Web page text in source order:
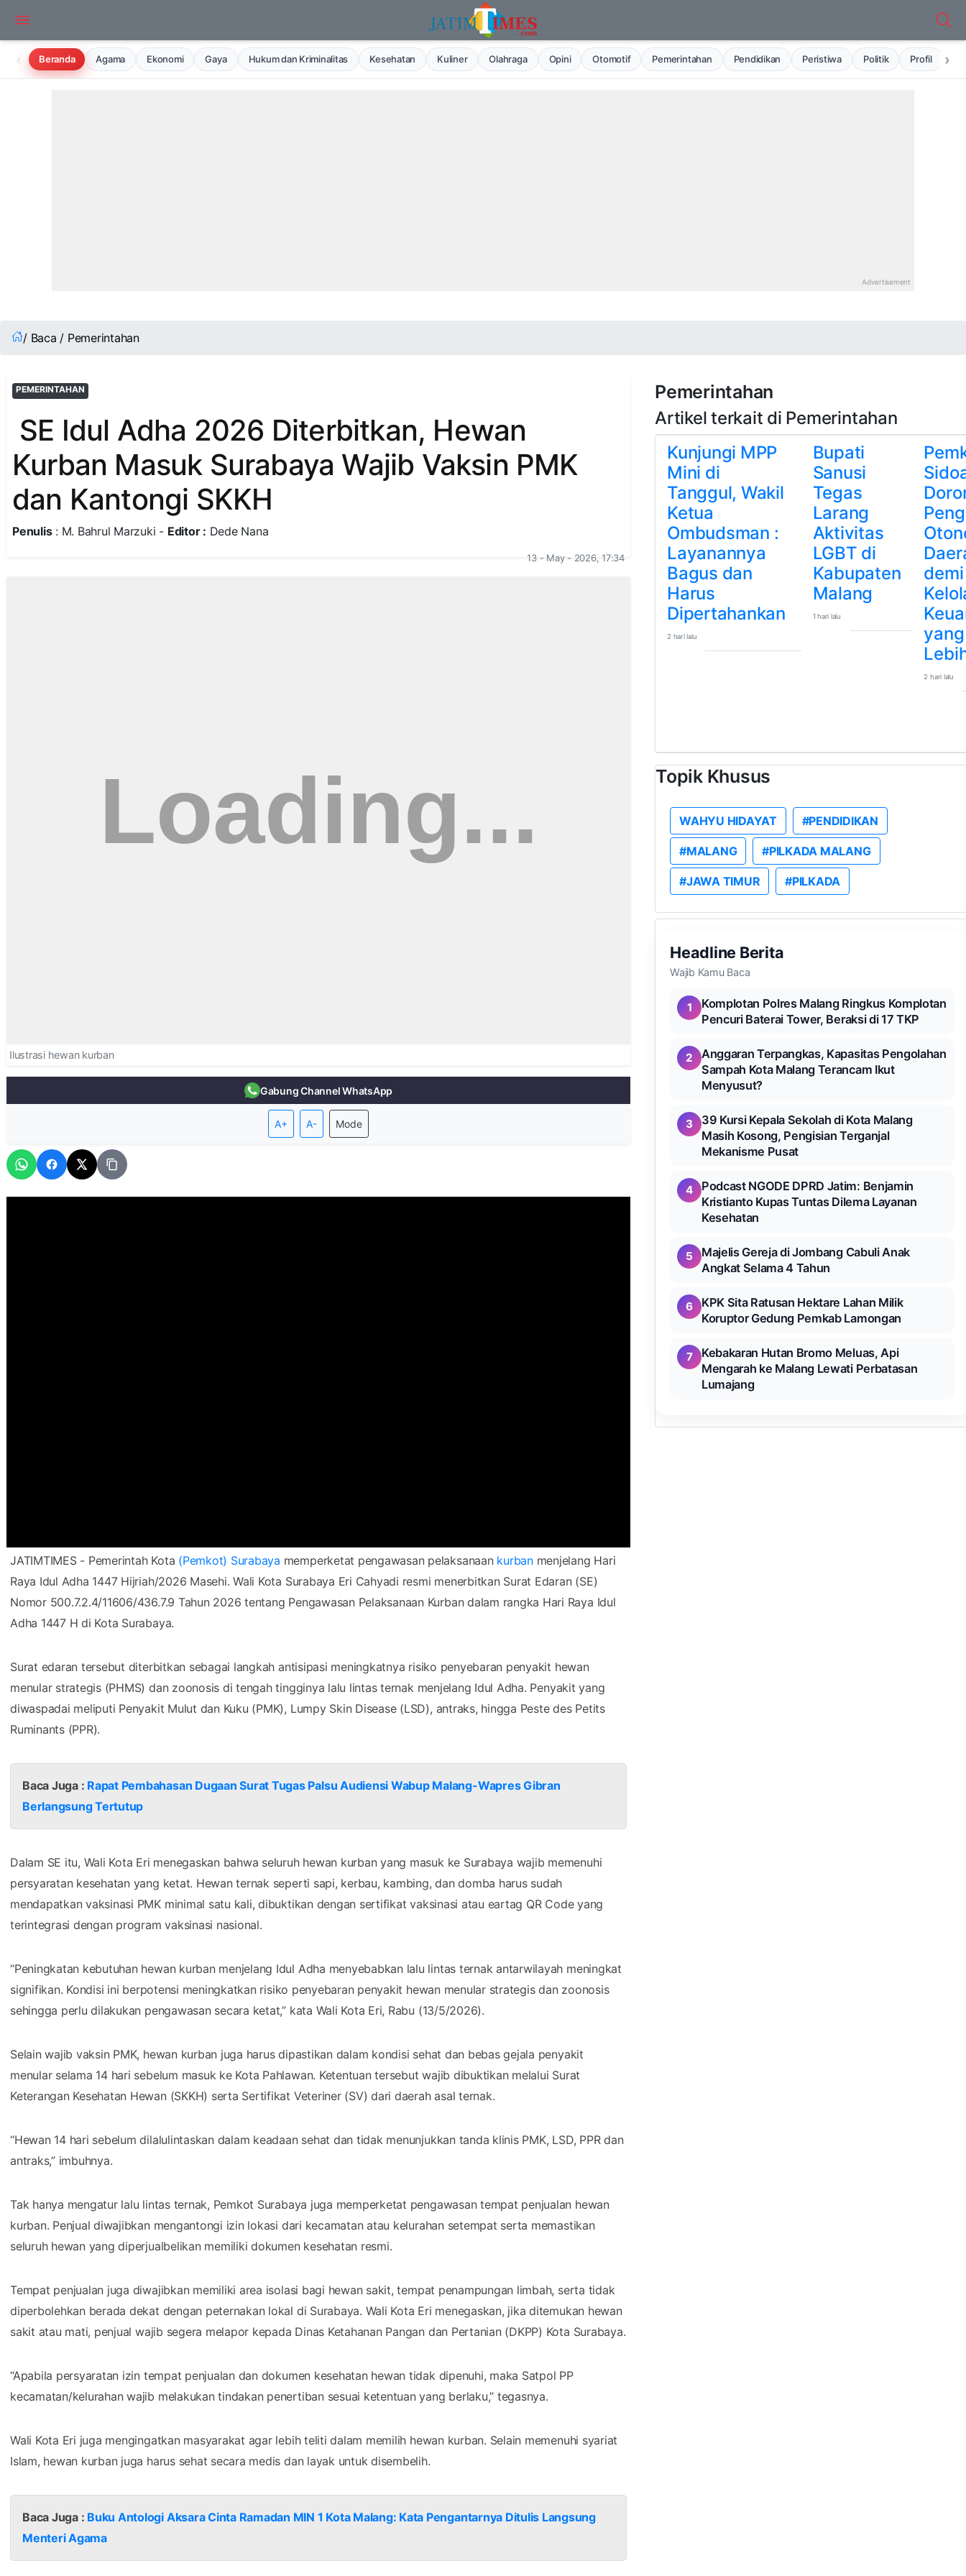
‹ Beranda Agama Ekonomi Gaya Hukum dan Kriminalitas Kesehatan Kuliner Olahraga Opini Otomotif Pemerintahan Pendidikan Peristiwa Politik Profil ›
/ Baca / Pemerintahan
PEMERINTAHAN
SE Idul Adha 2026 Diterbitkan, Hewan
Kurban Masuk Surabaya Wajib Vaksin PMK
dan Kantongi SKKH
Penulis: M. Bahrul Marzuki - Editor : Dede Nana
13 - May - 2026, 17:34
Ilustrasi hewan kurban
Gabung Channel WhatsApp
A+ A- Mode
JATIMTIMES - Pemerintah Kota (Pemkot) Surabaya memperketat pengawasan pelaksanaan kurban menjelang Hari
Raya Idul Adha 1447 Hijriah/2026 Masehi. Wali Kota Surabaya Eri Cahyadi resmi menerbitkan Surat Edaran (SE)
Nomor 500.7.2.4/11606/436.7.9 Tahun 2026 tentang Pengawasan Pelaksanaan Kurban dalam rangka Hari Raya Idul
Adha 1447 H di Kota Surabaya.
Surat edaran tersebut diterbitkan sebagai langkah antisipasi meningkatnya risiko penyebaran penyakit hewan
menular strategis (PHMS) dan zoonosis di tengah tingginya lalu lintas ternak menjelang Idul Adha. Penyakit yang
diwaspadai meliputi Penyakit Mulut dan Kuku (PMK), Lumpy Skin Disease (LSD), antraks, hingga Peste des Petits
Ruminants (PPR).
Baca Juga : Rapat Pembahasan Dugaan Surat Tugas Palsu Audiensi Wabup Malang-Wapres Gibran
Berlangsung Tertutup
Dalam SE itu, Wali Kota Eri menegaskan bahwa seluruh hewan kurban yang masuk ke Surabaya wajib memenuhi
persyaratan kesehatan yang ketat. Hewan ternak seperti sapi, kerbau, kambing, dan domba harus sudah
mendapatkan vaksinasi PMK minimal satu kali, dibuktikan dengan sertifikat vaksinasi atau eartag QR Code yang
terintegrasi dengan program vaksinasi nasional.
“Peningkatan kebutuhan hewan kurban menjelang Idul Adha menyebabkan lalu lintas ternak antarwilayah meningkat
signifikan. Kondisi ini berpotensi meningkatkan risiko penyebaran penyakit hewan menular strategis dan zoonosis
sehingga perlu dilakukan pengawasan secara ketat,” kata Wali Kota Eri, Rabu (13/5/2026).
Selain wajib vaksin PMK, hewan kurban juga harus dipastikan dalam kondisi sehat dan bebas gejala penyakit
menular selama 14 hari sebelum masuk ke Kota Pahlawan. Ketentuan tersebut wajib dibuktikan melalui Surat
Keterangan Kesehatan Hewan (SKKH) serta Sertifikat Veteriner (SV) dari daerah asal ternak.
“Hewan 14 hari sebelum dilalulintaskan dalam keadaan sehat dan tidak menunjukkan tanda klinis PMK, LSD, PPR dan
antraks,” imbuhnya.
Tak hanya mengatur lalu lintas ternak, Pemkot Surabaya juga memperketat pengawasan tempat penjualan hewan
kurban. Penjual diwajibkan mengantongi izin lokasi dari kecamatan atau kelurahan setempat serta memastikan
seluruh hewan yang diperjualbelikan memiliki dokumen kesehatan resmi.
Tempat penjualan juga diwajibkan memiliki area isolasi bagi hewan sakit, tempat penampungan limbah, serta tidak
diperbolehkan berada dekat dengan peternakan lokal di Surabaya. Wali Kota Eri menegaskan, jika ditemukan hewan
sakit atau mati, penjual wajib segera melapor kepada Dinas Ketahanan Pangan dan Pertanian (DKPP) Kota Surabaya.
“Apabila persyaratan izin tempat penjualan dan dokumen kesehatan hewan tidak dipenuhi, maka Satpol PP
kecamatan/kelurahan wajib melakukan tindakan penertiban sesuai ketentuan yang berlaku,” tegasnya.
Wali Kota Eri juga mengingatkan masyarakat agar lebih teliti dalam memilih hewan kurban. Selain memenuhi syariat
Islam, hewan kurban juga harus sehat secara medis dan layak untuk disembelih.
Baca Juga : Buku Antologi Aksara Cinta Ramadan MIN 1 Kota Malang: Kata Pengantarnya Ditulis Langsung
Menteri Agama
Pemerintahan
Artikel terkait di Pemerintahan
Kunjungi MPP
Mini di
Tanggul, Wakil
Ketua
Ombudsman :
Layanannya
Bagus dan
Harus
Dipertahankan
2 hari lalu
Bupati
Sanusi
Tegas
Larang
Aktivitas
LGBT di
Kabupaten
Malang
1 hari lalu
yang
2 hari lalu
Topik Khusus
WAHYU HIDAYAT #PENDIDIKAN
#MALANG #PILKADA MALANG
#JAWA TIMUR #PILKADA
Headline Berita
Wajib Kamu Baca
1
Komplotan Polres Malang Ringkus Komplotan
Pencuri Baterai Tower, Beraksi di 17 TKP
2
Anggaran Terpangkas, Kapasitas Pengolahan
Sampah Kota Malang Terancam Ikut
Menyusut?
3
39 Kursi Kepala Sekolah di Kota Malang
Masih Kosong, Pengisian Terganjal
Mekanisme Pusat
4
Podcast NGODE DPRD Jatim: Benjamin
Kristianto Kupas Tuntas Dilema Layanan
Kesehatan
5
Majelis Gereja di Jombang Cabuli Anak
Angkat Selama 4 Tahun
6
KPK Sita Ratusan Hektare Lahan Milik
Koruptor Gedung Pemkab Lamongan
7
Kebakaran Hutan Bromo Meluas, Api
Mengarah ke Malang Lewati Perbatasan
Lumajang